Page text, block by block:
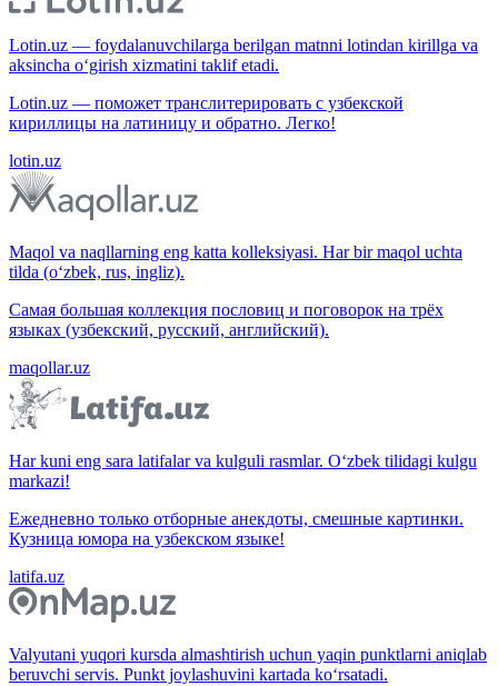
Lotin.uz — foydalanuvchilarga berilgan matnni lotindan kirillga va
aksincha o‘girish xizmatini taklif etadi.
Lotin.uz — поможет транслитерировать с узбекской
кириллицы на латиницу и обратно. Легко!
lotin.uz
Maqol va naqllarning eng katta kolleksiyasi. Har bir maqol uchta
tilda (o‘zbek, rus, ingliz).
Самая большая коллекция пословиц и поговорок на трёх
языках (узбекский, русский, английский).
maqollar.uz
Har kuni eng sara latifalar va kulguli rasmlar. O‘zbek tilidagi kulgu
markazi!
Ежедневно только отборные анекдоты, смешные картинки.
Кузница юмора на узбекском языке!
latifa.uz
Valyutani yuqori kursda almashtirish uchun yaqin punktlarni aniqlab
beruvchi servis. Punkt joylashuvini kartada ko‘rsatadi.